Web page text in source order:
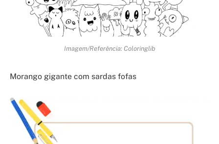
Imagem/Referência: Coloringlib
Morango gigante com sardas fofas